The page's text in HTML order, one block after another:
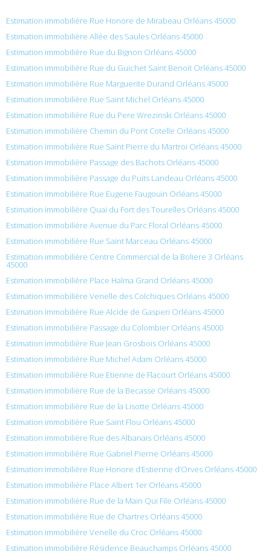
Estimation immobilière Rue Honore de Mirabeau Orléans 45000
Estimation immobilière Allée des Saules Orléans 45000
Estimation immobilière Rue du Bignon Orléans 45000
Estimation immobilière Rue du Guichet Saint Benoit Orléans 45000
Estimation immobilière Rue Marguerite Durand Orléans 45000
Estimation immobilière Rue Saint Michel Orléans 45000
Estimation immobilière Rue du Pere Wrezinski Orléans 45000
Estimation immobilière Chemin du Pont Cotelle Orléans 45000
Estimation immobilière Rue Saint Pierre du Martroi Orléans 45000
Estimation immobilière Passage des Bachots Orléans 45000
Estimation immobilière Passage du Puits Landeau Orléans 45000
Estimation immobilière Rue Eugene Faugouin Orléans 45000
Estimation immobilière Quai du Fort des Tourelles Orléans 45000
Estimation immobilière Avenue du Parc Floral Orléans 45000
Estimation immobilière Rue Saint Marceau Orléans 45000
Estimation immobilière Centre Commercial de la Boliere 3 Orléans
45000
Estimation immobilière Place Halma Grand Orléans 45000
Estimation immobilière Venelle des Colchiques Orléans 45000
Estimation immobilière Rue Alcide de Gasperi Orléans 45000
Estimation immobilière Passage du Colombier Orléans 45000
Estimation immobilière Rue Jean Grosbois Orléans 45000
Estimation immobilière Rue Michel Adam Orléans 45000
Estimation immobilière Rue Etienne de Flacourt Orléans 45000
Estimation immobilière Rue de la Becasse Orléans 45000
Estimation immobilière Rue de la Lisotte Orléans 45000
Estimation immobilière Rue Saint Flou Orléans 45000
Estimation immobilière Rue des Albanais Orléans 45000
Estimation immobilière Rue Gabriel Pierne Orléans 45000
Estimation immobilière Rue Honore d’Estienne d’Orves Orléans 45000
Estimation immobilière Place Albert 1er Orléans 45000
Estimation immobilière Rue de la Main Qui File Orléans 45000
Estimation immobilière Rue de Chartres Orléans 45000
Estimation immobilière Venelle du Croc Orléans 45000
Estimation immobilière Résidence Beauchamps Orléans 45000